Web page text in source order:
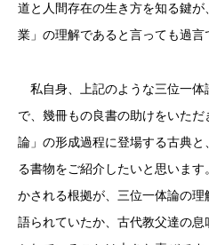
道と人間存在の生き方を知る鍵
業」の理解であると言っても過言
私自身、上記のような三位一体
で、幾冊もの良書の助けをいた
論」の形成過程に登場する古典
る書物をご紹介したいと思いま
かされる根拠が、三位一体論の
語られていたか、古代教父達の